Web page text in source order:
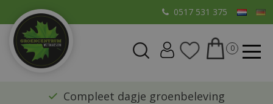
a
0517 531 375
​Compleet dagje groenbeleving